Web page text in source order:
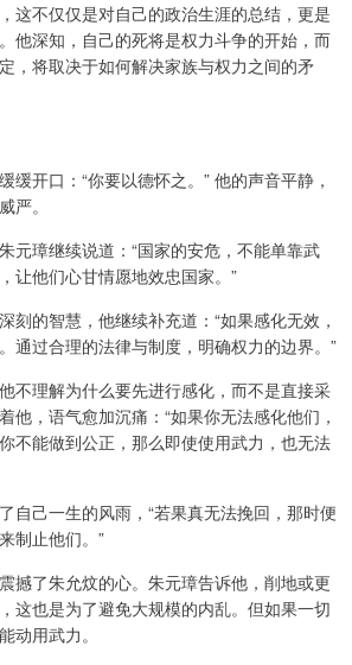
这不仅仅是对自己的政治生涯的总结，更是
他深知，自己的死将是权力斗争的开始，而
，将取决于如何解决家族与权力之间的矛
缓开口：“你要以德怀之。” 他的声音平静，
严。
元璋继续说道：“国家的安危，不能单靠武
让他们心甘情愿地效忠国家。”
刻的智慧，他继续补充道：“如果感化无效，
通过合理的法律与制度，明确权力的边界。”
不理解为什么要先进行感化，而不是直接采
他，语气愈加沉痛：“如果你无法感化他们，
不能做到公正，那么即使使用武力，也无法
自己一生的风雨，“若果真无法挽回，那时便
制止他们。”
撼了朱允炆的心。朱元璋告诉他，削地或更
这也是为了避免大规模的内乱。但如果一切
动用武力。